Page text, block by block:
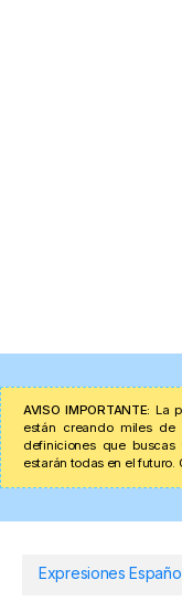
AVISO IMPORTANTE: La
están creando miles de
definiciones que
estarán todas en el futuro.
Expresiones